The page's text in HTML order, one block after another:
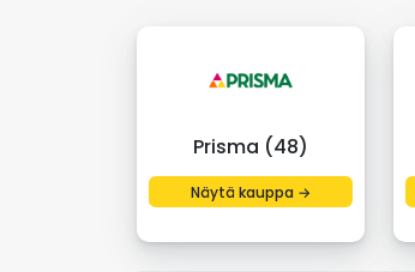
Prisma (48)
Näytä kauppa →